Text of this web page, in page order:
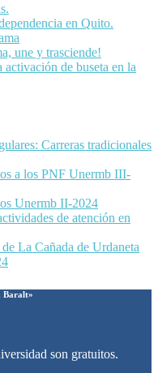
en Quito.
une y trasciende!
de buseta en la
Carreras tradicionales
a los PNF Unermb III-
Unermb II-2024
de atención en
La Cañada de Urdaneta
Baralt»
son gratuitos.